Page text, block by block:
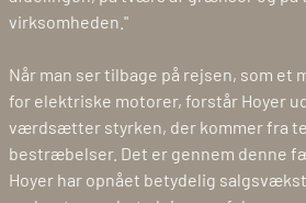
virksomheden."
Når man ser tilbage på rejsen, som et
for elektriske motorer, forstår Hoyer
værdsætter styrken, der kommer fra
bestræbelser. Det er gennem denne
Hoyer har opnået betydelig